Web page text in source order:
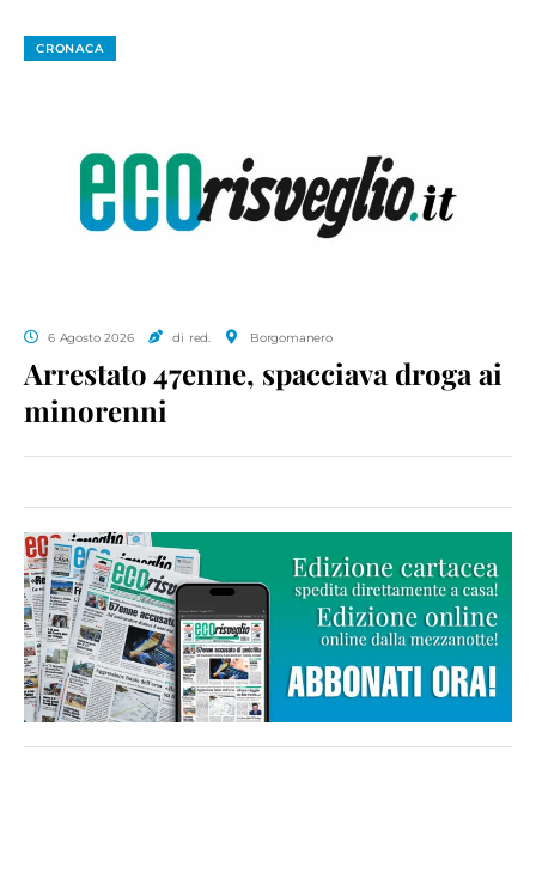
CRONACA
6 Agosto 2026 di red. Borgomanero
Arrestato 47enne, spacciava droga ai
minorenni